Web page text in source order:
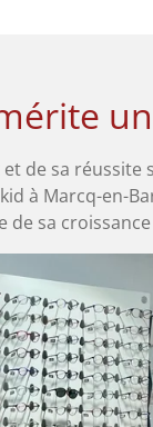
de sa
à Marcq-en-
de sa